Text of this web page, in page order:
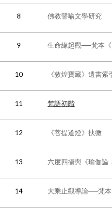
榮譽所長
組織架構
學術諮詢委員會
相關法規
大事紀
獲獎訊息
最新專案
申請訊息
個人研究專案成果
歷年專案名單
華岡佛學學報
中華佛學學報
中華佛學研究
漢傳佛教論叢
中華佛學研究所論叢
漢傳佛教典籍叢刊
漢傳佛典英譯
新亞洲佛教史翻譯
禪宗典籍系列叢書
佛教會議論文彙編
二十週年專刊
三十週年專刊
四十五週年專刊
精選翻譯書
專刊特輯
中華阿含辭典
歷年會議論文資料中華國際佛學會議
兩岸交流活動與研討會
漢傳佛教的跨文化交流國際研討會
聖嚴思想國際研討會
漢傳佛教青年學者論壇
近現代漢傳佛教論壇
短期學者交流
學者學術專題講座
研習營
北海潮音暨大乘佛法社會學論壇
講座
8 佛教譬喻文學研究
9 生命緣起觀──梵本
10 《敦煌寶藏》遺書索
11 梵語初階
12 《菩提道燈》抉微
13 六度四攝與《瑜伽論
14 大乘止觀導論──梵